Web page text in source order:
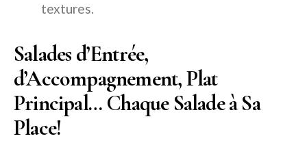
textures.
Salades d’Entrée,
d’Accompagnement, Plat
Principal… Chaque Salade à Sa
Place!